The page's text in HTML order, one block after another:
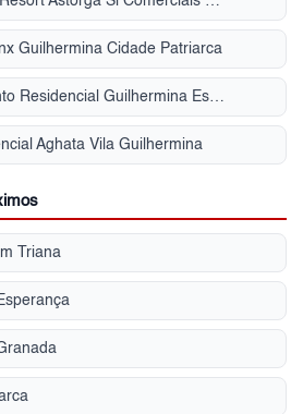
Guilhermina Cidade Patriarca
Condomínio Conjunto Residencial Guilhermina Esperança Vila Guilhermina
Aghata Vila Guilhermina
Triana